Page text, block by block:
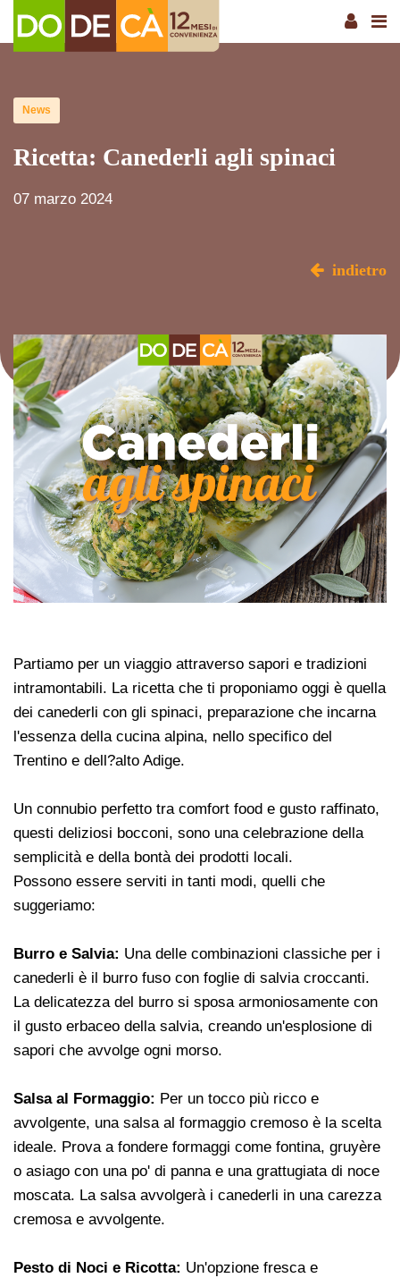
News
Ricetta: Canederli agli spinaci
07 marzo 2024
indietro
Partiamo per un viaggio attraverso sapori e tradizioni
intramontabili. La ricetta che ti proponiamo oggi è quella
dei canederli con gli spinaci, preparazione che incarna
l'essenza della cucina alpina, nello specifico del
Trentino e dell?alto Adige.
Un connubio perfetto tra comfort food e gusto raffinato,
questi deliziosi bocconi, sono una celebrazione della
semplicità e della bontà dei prodotti locali.
Possono essere serviti in tanti modi, quelli che
suggeriamo:
Burro e Salvia: Una delle combinazioni classiche per i
canederli è il burro fuso con foglie di salvia croccanti.
La delicatezza del burro si sposa armoniosamente con
il gusto erbaceo della salvia, creando un'esplosione di
sapori che avvolge ogni morso.
Salsa al Formaggio: Per un tocco più ricco e
avvolgente, una salsa al formaggio cremoso è la scelta
ideale. Prova a fondere formaggi come fontina, gruyère
o asiago con una po' di panna e una grattugiata di noce
moscata. La salsa avvolgerà i canederli in una carezza
cremosa e avvolgente.
Pesto di Noci e Ricotta: Un'opzione fresca e